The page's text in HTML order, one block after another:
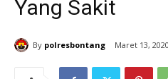
Yang Sakit
By polresbontang Maret 13, 2020